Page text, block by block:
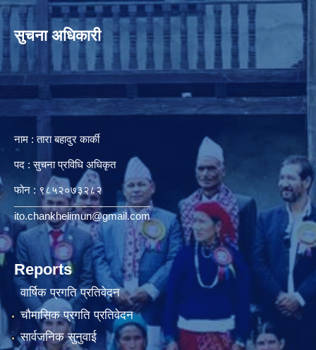
सुचना अधिकारी
नाम : तारा बहादुर कार्की
पद : सुचना प्रविधि अधिकृत
फोन : ९८५२०७३२८२
ito.chankhelimun@gmail.com
Reports
वार्षिक प्रगति प्रतिवेदन
चौमासिक प्रगति प्रतिवेदन
सार्वजनिक सुनुवाई